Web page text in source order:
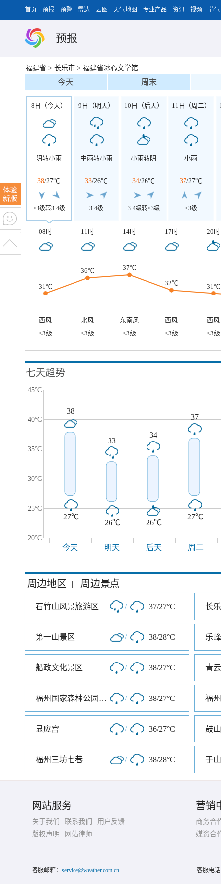
首页 预报 预警 雷达 云图 天气地图 专业产品 资讯 视频 节气
预报
福建省 > 长乐市 > 福建省冰心文学馆
今天 周末
8日（今天）
阴转小雨
38/27℃
<3级转3-4级
9日（明天）
中雨转小雨
33/26℃
3-4级
10日（后天）
小雨转阴
34/26℃
3-4级转<3级
11日（周二）
小雨
37/27℃
<3级
08时 11时 14时 17时 20时
31℃
36℃ 37℃
32℃ 31℃
西风 北风 东南风 西风
西风
<3级
<3级 <3级 <3级 <3级
七天趋势
45°C
40°C
35°C
30°C
25°C
20°C
38
27℃
33
26℃
34
26℃
37
27℃
今天 明天 后天 周二
周边地区 | 周边景点
石竹山风景旅游区 / 37/27°C 长
第一山景区 / 38/28°C 乐
船政文化景区 / 38/27°C 青
福州国家森林公园南门 / 38/27°C 福
显应宫 / 36/27°C 鼓山
福州三坊七巷 / 38/28°C 于
网站服务
关于我们 联系我们
用户反馈
版权声明
网站律师
营销
商务合
媒资合
客服邮箱： service@weather.com.cn 客服电